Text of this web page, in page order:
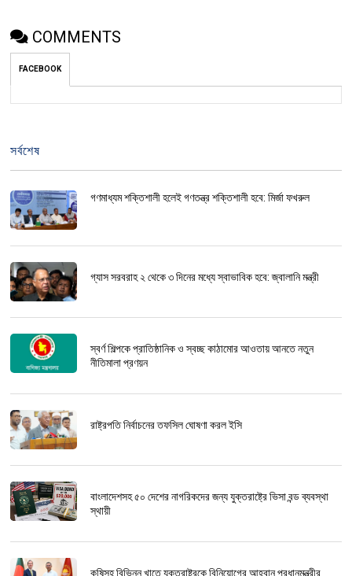
COMMENTS
FACEBOOK
সর্বশেষ
গণমাধ্যম শক্তিশালী হলেই গণতন্ত্র শক্তিশালী হবে: মির্জা ফখরুল
গ্যাস সরবরাহ ২ থেকে ৩ দিনের মধ্যে স্বাভাবিক হবে: জ্বালানি মন্ত্রী
স্বর্ণ শিল্পকে প্রাতিষ্ঠানিক ও স্বচ্ছ কাঠামোর আওতায় আনতে নতুন
নীতিমালা প্রণয়ন
রাষ্ট্রপতি নির্বাচনের তফসিল ঘোষণা করল ইসি
বাংলাদেশসহ ৫০ দেশের নাগরিকদের জন্য যুক্তরাষ্ট্রে ভিসা বন্ড ব্যবস্থা
স্থায়ী
কৃষিসহ বিভিন্ন খাতে যুক্তরাষ্ট্রকে বিনিয়োগের আহ্বান প্রধানমন্ত্রীর